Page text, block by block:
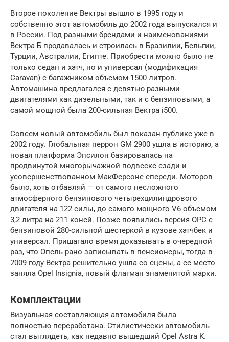
Второе поколение Вектры вышло в 1995 году и
собственно этот автомобиль до 2002 года выпускался и
в России. Под разными брендами и наименованиями
Вектра Б продавалась и строилась в Бразилии, Бельгии,
Турции, Австралии, Египте. Приобрести можно было не
только седан и хэтч, но и универсал (модификация
Caravan) с багажником объемом 1500 литров.
Автомашина предлагался с девятью разными
двигателями как дизельными, так и с бензиновыми, а
самой мощной была 200-сильная Вектра i500.
Совсем новый автомобиль был показан публике уже в
2002 году. Глобальная перрон GM 2900 ушла в историю, а
новая платформа Эпсилон базировалась на
продвинутой многорычажной подвеске сзади и
усовершенствованном МакФерсоне спереди. Моторов
было, хоть отбавляй — от самого несложного
атмосферного бензинового четырехцилиндрового
двигателя на 122 силы, до самого мощного V6 объемом
3,2 литра на 211 коней. Позже появились версия ОРС с
бензиновой 280-сильной шестеркой в кузове хэтчбек и
универсал. Пришагало время доказывать в очередной
раз, что Опель рано записывать в пенсионеры, тогда в
2009 году Вектра решительно ушла со сцены, а ее место
заняла Opel Insignia, новый флагман знаменитой марки.
Комплектации
Визуальная составляющая автомобиля была
полностью переработана. Стилистически автомобиль
стал выглядеть, как недавно вышедший Opel Astra K.